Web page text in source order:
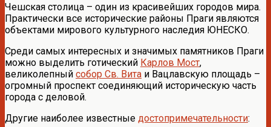
Чешская столица – один из красивейших городов мира.
Практически все исторические районы Праги являются
объектами мирового культурного наследия ЮНЕСКО.
Среди самых интересных и значимых памятников Праги
можно выделить готический Карлов Мост,
великолепный собор Св. Вита и Вацлавскую площадь –
огромный проспект соединяющий историческую часть
города с деловой.
Другие наиболее известные достопримечательности: